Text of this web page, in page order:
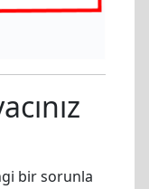
bir sorunla